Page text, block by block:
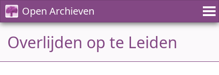
Open Archieven
Overlijden op te Leiden